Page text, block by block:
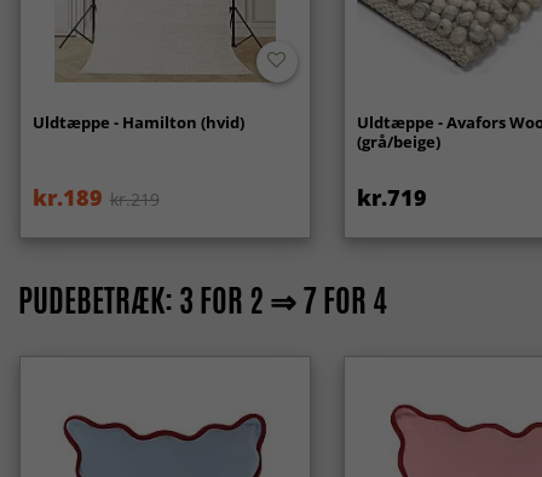
Uldtæppe - Hamilton (hvid)
kr.189 kr.219
Uldtæppe - Avafors
(grå/beige)
kr.719
PUDEBETRÆK: 3 FOR 2 ⇒ 7 FOR 4